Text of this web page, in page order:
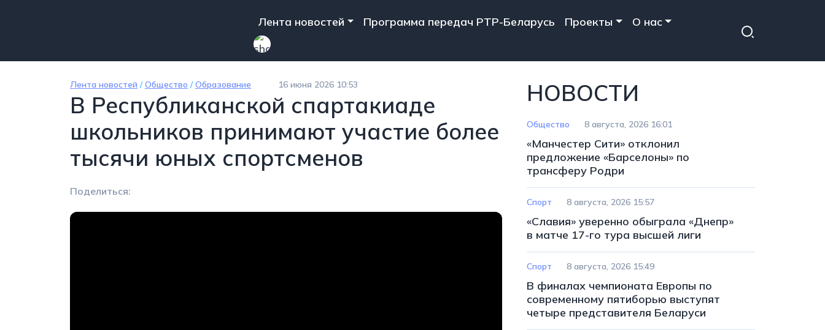
Main navigation
Лента новостей Программа передач РТР-Беларусь Проекты О нас
Лента новостей /Общество /Образование 16 июня 2026 10:53
В Республиканской спартакиаде
школьников принимают участие более
тысячи юных спортсменов
Поделиться:
НОВОСТИ
Общество 8 августа, 2026 16:01
«Манчестер Сити» отклонил
предложение «Барселоны» по
трансферу Родри
Спорт 8 августа, 2026 15:57
«Славия» уверенно обыграла «Днепр»
в матче 17-го тура высшей лиги
Спорт 8 августа, 2026 15:49
В финалах чемпионата Европы по
современному пятиборью выступят
четыре представителя Беларуси